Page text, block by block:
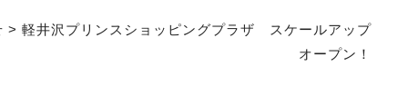
> 軽井沢プリンスショッピングプラザ スケールアップ
オープン！